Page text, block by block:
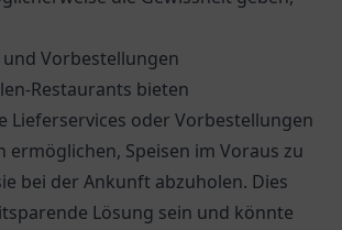
Vorbestellungen
Restaurants bieten
Lieferservices oder Vorbestellungen
ermöglichen, Speisen im Voraus zu
bei der Ankunft abzuholen. Dies
Lösung sein und könnte